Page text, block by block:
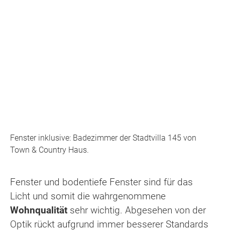
Fenster inklusive: Badezimmer der Stadtvilla 145 von
Town & Country Haus.
Fenster und bodentiefe Fenster sind für das
Licht und somit die wahrgenommene
Wohnqualität sehr wichtig. Abgesehen von der
Optik rückt aufgrund immer besserer Standards